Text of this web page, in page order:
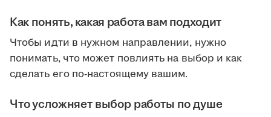
Как понять, какая работа вам подходит
Чтобы идти в нужном направлении, нужно
понимать, что может повлиять на выбор и как
сделать его по-настоящему вашим.
Что усложняет выбор работы по душе